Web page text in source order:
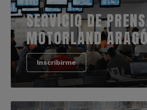
SERVICIO DE
MOTORLAND
Inscribirme